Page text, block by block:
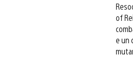
of
e un